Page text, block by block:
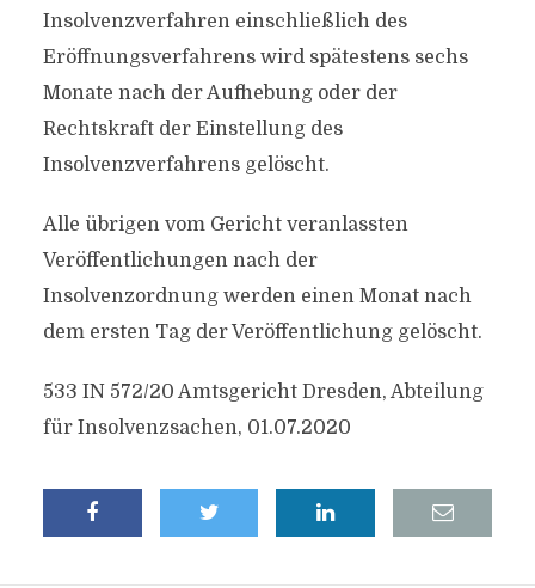
Insolvenzverfahren einschließlich des
Eröffnungsverfahrens wird spätestens sechs
Monate nach der Aufhebung oder der
Rechtskraft der Einstellung des
Insolvenzverfahrens gelöscht.
Alle übrigen vom Gericht veranlassten
Veröffentlichungen nach der
Insolvenzordnung werden einen Monat nach
dem ersten Tag der Veröffentlichung gelöscht.
533 IN 572/20 Amtsgericht Dresden, Abteilung
für Insolvenzsachen, 01.07.2020